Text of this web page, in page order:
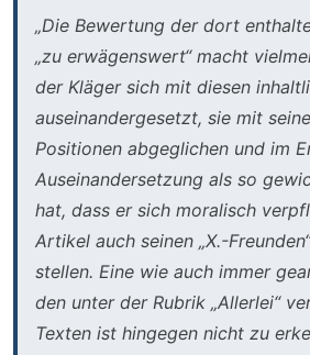
„Die Bewertung der dort
„zu erwägenswert“ macht
der Kläger sich mit diesen
auseinandergesetzt, sie mit
Positionen abgeglichen und im
Auseinandersetzung als so
hat, dass er sich moralisch
Artikel auch seinen „X.-
stellen. Eine wie auch immer
den unter der Rubrik „Allerlei“
Texten ist hingegen nicht zu